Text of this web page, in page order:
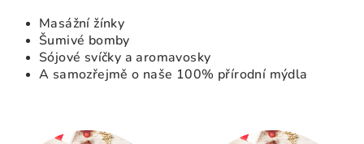
Masážní žínky
Šumivé bomby
Sójové svíčky a aromavosky
A samozřejmě o naše 100% přírodní mýdla